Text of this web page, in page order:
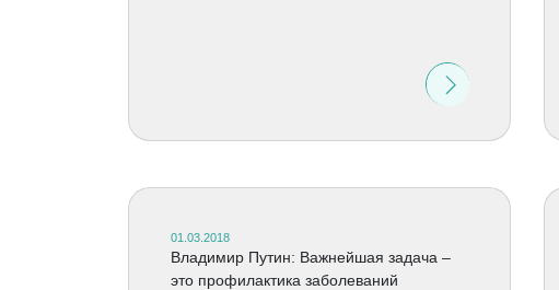
01.03.2018
Владимир Путин: Важнейшая задача –
это профилактика заболеваний